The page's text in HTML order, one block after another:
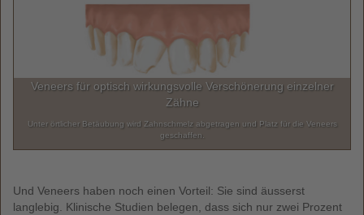
Veneers für optisch wirkungsvolle Verschönerung einzelner
Zähne
Unter örtlicher Betäubung wird Zahnschmelz abgetragen und Platz für die Veneers
geschaffen.
Anhand des Abdrucks werden individuelle Keramikschalen für Sie
Nach Fertigstellung werden die Veneers anprobiert und mit einem Kleber fest eingesetzt.
Veneers werden erst seit 1983 hergestellt
Veneers sehen sehr natürlich aus und sind mittlerweile ein fester Bestandteil der
kosmetischen Zahnheilkunde.
Und Veneers haben noch einen Vorteil: Sie sind äusserst
langlebig. Klinische Studien belegen, dass sich nur zwei Prozent